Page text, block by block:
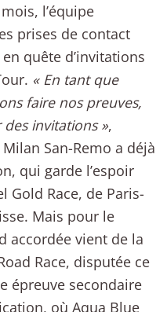
l’équipe
prises de contact
quête d’invitations
« En tant que
faire nos preuves,
des invitations »,
San-Remo a déjà
qui garde l’espoir
Gold Race, de Paris-
Mais pour le
accordée vient de la
Race, disputée ce
épreuve secondaire
où Aqua Blue